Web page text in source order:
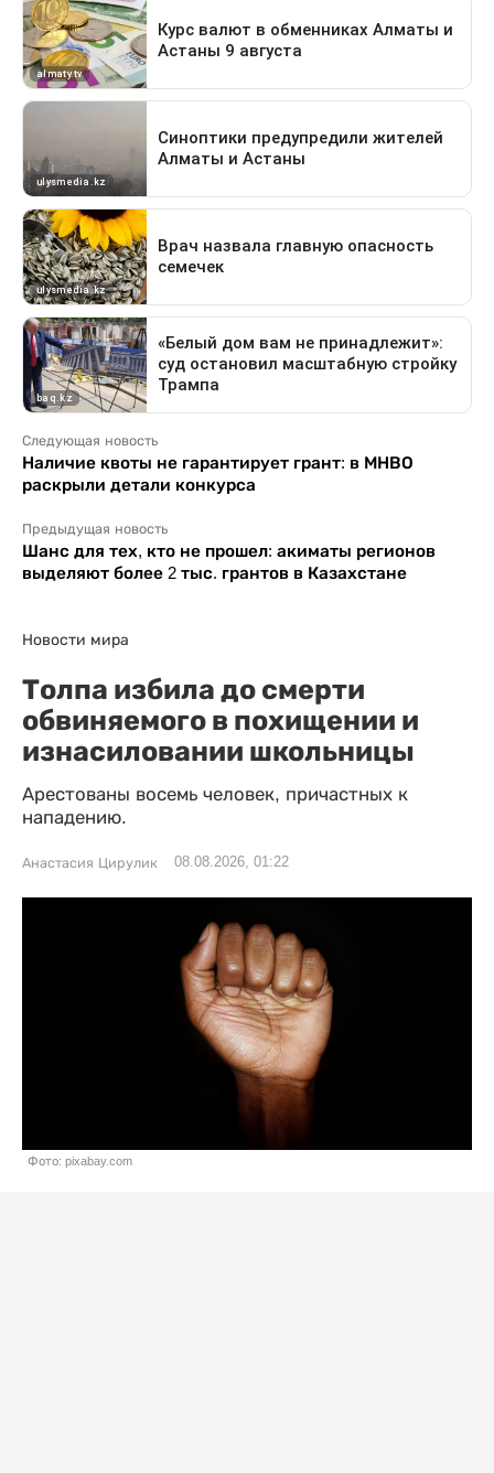
Следующая новость
Наличие квоты не гарантирует грант: в МНВО
раскрыли детали конкурса
Предыдущая новость
Шанс для тех, кто не прошел: акиматы регионов
выделяют более 2 тыс. грантов в Казахстане
Новости мира
Толпа избила до смерти
обвиняемого в похищении и
изнасиловании школьницы
Арестованы восемь человек, причастных к
нападению.
Анастасия Цирулик 08.08.2026, 01:22
Фото: pixabay.com